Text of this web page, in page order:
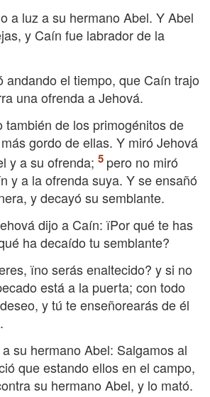
a luz a su hermano Abel. Y Abel
y Caín fue labrador de la
andando el tiempo, que Caín trajo
una ofrenda a Jehová.
también de los primogénitos de
gordo de ellas. Y miró Jehová
y a su ofrenda;
pero no miró
y a la ofrenda suya. Y se ensañó
y decayó su semblante.
dijo a Caín: їPor qué te has
ha decaído tu semblante?
їno serás enaltecido? y si no
está a la puerta; con todo
y tú te enseñorearás de él
su hermano Abel: Salgamos al
que estando ellos en el campo,
su hermano Abel, y lo mató.